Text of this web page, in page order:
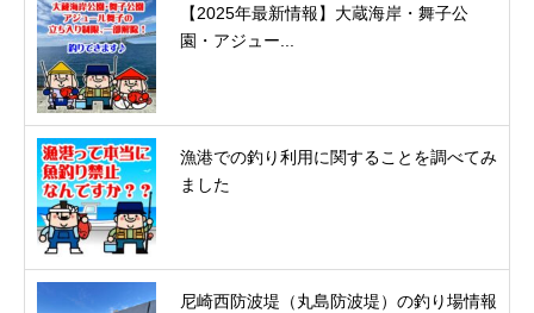
【2025年最新情報】大蔵海岸・舞子公
園・アジュー...
漁港での釣り利用に関することを調べてみ
ました
尼崎西防波堤（丸島防波堤）の釣り場情報